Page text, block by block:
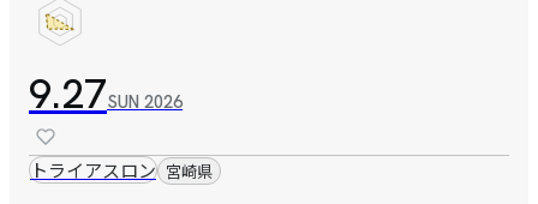
9.27SUN 2026
トライアスロン 宮崎県